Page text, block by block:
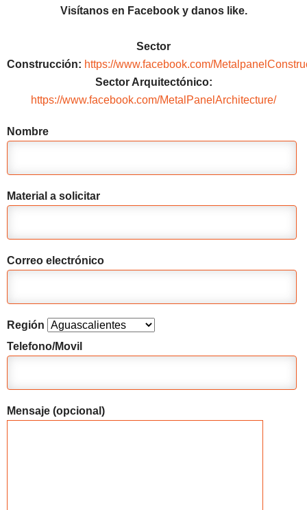
Visítanos en Facebook y danos like.
Sector
Construcción: https://www.facebook.com/
Sector Arquitectónico:
https://www.facebook.com/MetalPanelArchitecture/
Nombre
Material a solicitar
Correo electrónico
Región
Telefono/Movil
Mensaje (opcional)